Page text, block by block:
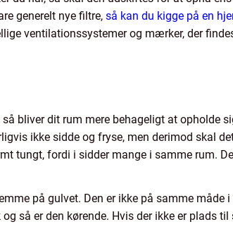
generelt nye filtre, så kan du kigge på en
ventilationssystemer og mærker, der
bliver dit rum mere behageligt at opholde
ikke sidde og fryse, men derimod skal
tungt, fordi i sidder mange i samme rum.
på gulvet. Den er ikke på samme måde
så er den kørende. Hvis der ikke er plads